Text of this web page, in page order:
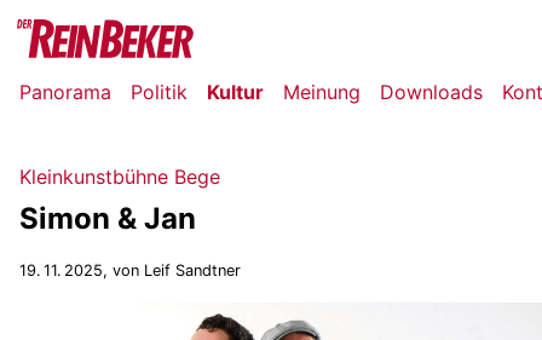
Panorama Politik Kultur Meinung Downloads
Kleinkunstbühne Bege
Simon & Jan
19. 11. 2025, von Leif Sandtner